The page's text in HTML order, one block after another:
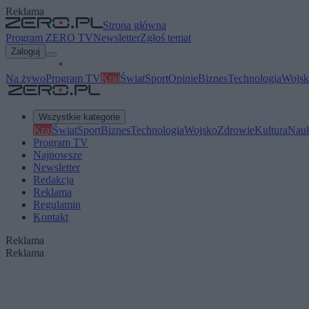
Reklama
Strona główna
Program ZERO TVNewsletterZgłoś temat
Zaloguj
Na żywoProgram TVKrajŚwiatSportOpinieBiznesTechnologia
Wszystkie kategorie
KrajŚwiatSportBiznesTechnologiaWojskoZdrowieKultura
Program TV
Najnowsze
Newsletter
Redakcja
Reklama
Regulamin
Kontakt
Reklama
Reklama